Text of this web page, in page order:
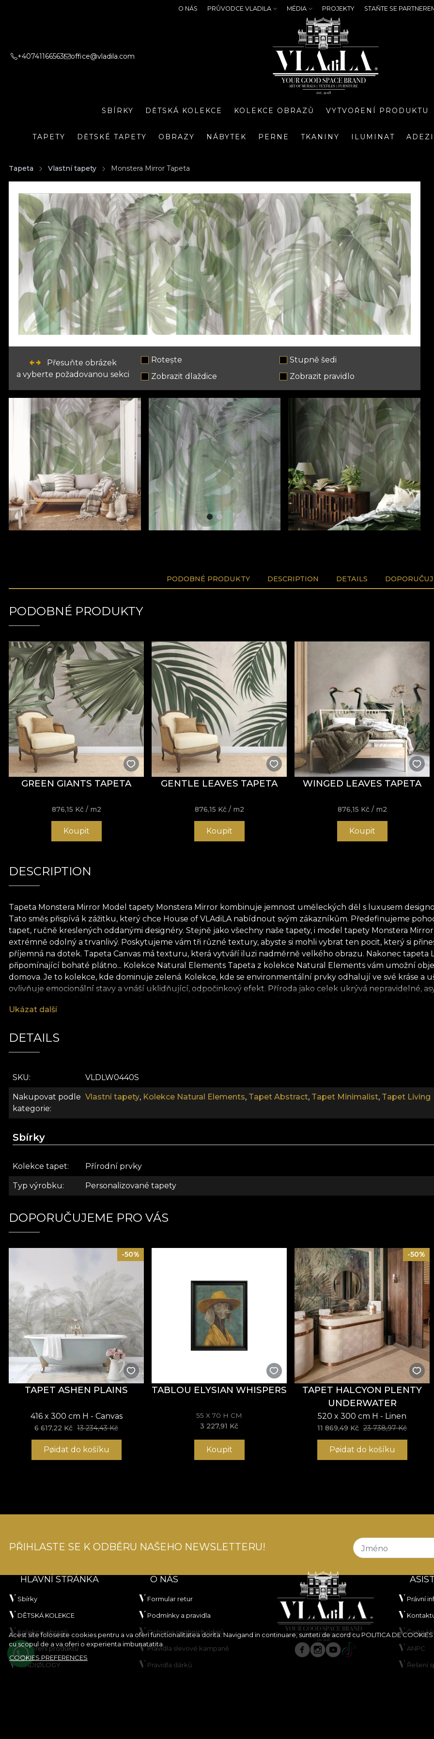
O NÁS PRŮVODCE VLADILA MÉDIA PROJEKTY STAŇTE SE
+40741166563 office@vladila.com
SBÍRKY DĚTSKÁ KOLEKCE KOLEKCE OBRAZŮ VYTVOŘENÍ PRODUKTU
TAPETY DĚTSKÉ TAPETY OBRAZY NÁBYTEK PERNE TKANINY ILUMINAT
Tapeta Vlastní tapety Monstera Mirror Tapeta
Přesuňte obrázek
a vyberte požadovanou sekci
Rotește
Stupně šedi
Zobrazit dlaždice
Zobrazit pravidlo
PODOBNÉ PRODUKTY DESCRIPTION DETAILS
PODOBNÉ PRODUKTY
GREEN GIANTS TAPETA
876,15 Kč / m2
Koupit
GENTLE LEAVES TAPETA
876,15 Kč / m2
Koupit
WINGED LEAVES TAPETA
876,15 Kč / m2
Koupit
DESCRIPTION
Tapeta Monstera Mirror Model tapety Monstera Mirror kombinuje jemnost uměleckých děl s luxusem
Tato směs přispívá k zážitku, který chce House of VLAdiLA nabídnout svým zákazníkům. Předefinujeme
tapet, ručně kreslených oddanými designéry. Stejně jako všechny naše tapety, i model tapety Monstera
extrémně odolný a trvanlivý. Poskytujeme vám tři různé textury, abyste si mohli vybrat ten pocit, který si
příjemná na dotek. Tapeta Canvas má texturu, která vytváří iluzi nadměrně velkého obrazu. Nakonec
připomínající bohaté plátno... Kolekce Natural Elements Tapeta z kolekce Natural Elements vám umožní
domova. Je to kolekce, kde dominuje zelená. Kolekce, kde se environmentální prvky odhalují ve své kráse a
ovlivňuje emocionální stavy a vnáší uklidňující, odpočinkový efekt. Příroda jako celek ukrývá nepravidelné,
harmonickou atmosféru. Kameny, mraky, vysoké stromy, voňavé květiny nám připomínají všechno, co je
stvoření procházejí, a sílu regenerace. Také naznačuje, že bychom neměli zapomínat být pozorní ve svých
Ukázat další
DETAILS
SKU VLDLW0440S
Nakupovat podle
kategorie
Vlastní tapety, Kolekce Natural Elements, Tapet Abstract, Tapet Minimalist, Tapet Living
Sbírky
Kolekce tapet Přírodní prvky
Typ výrobku Personalizované tapety
DOPORUČUJEME PRO VÁS
-50%
TAPET ASHEN PLAINS
416 x 300 cm H - Canvas
6 617,22 Kč 13 234,43 Kč
Pøidat do košíku
TABLOU ELYSIAN WHISPERS
55 X 70 H CM
3 227,91 Kč
Koupit
-50%
TAPET HALCYON PLENTY
UNDERWATER
520 x 300 cm H - Linen
11 869,49 Kč 23 738,97 Kč
Pøidat do košíku
Acest site foloseste cookies pentru a va oferi functionalitatea dorita. Navigand in continuare, sunteti de acord cu POLITICA DE COOKIES
cu scopul de a va oferi o experienta imbunatatita.
COOKIES PREFERENCES
PŘIHLASTE SE K ODBĚRU NAŠEHO NEWSLETTERU! Jméno
HLAVNÍ STRÁNKA
Sbírky
DĚTSKÁ KOLEKCE
Kolekce obrazů
Vytvoření produktu
VLADIØLOGY
O NÁS
Formular retur
Podmínky a pravidla
Ochrana osobních údajů
Pravidla slevové kampaně
Pravidla dárků
Právní
Často
ANPC
Řešení